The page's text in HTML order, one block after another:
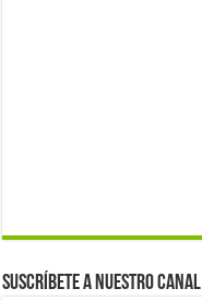
Suscríbete a nuestro canal